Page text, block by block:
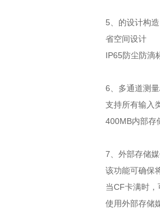
5、的设计构造
省空间设计
IP65防尘防滴
6、多通道测
支持所有输入
400MB内部存
7、外部存储
该功能可确保
当CF卡满时
使用外部存储